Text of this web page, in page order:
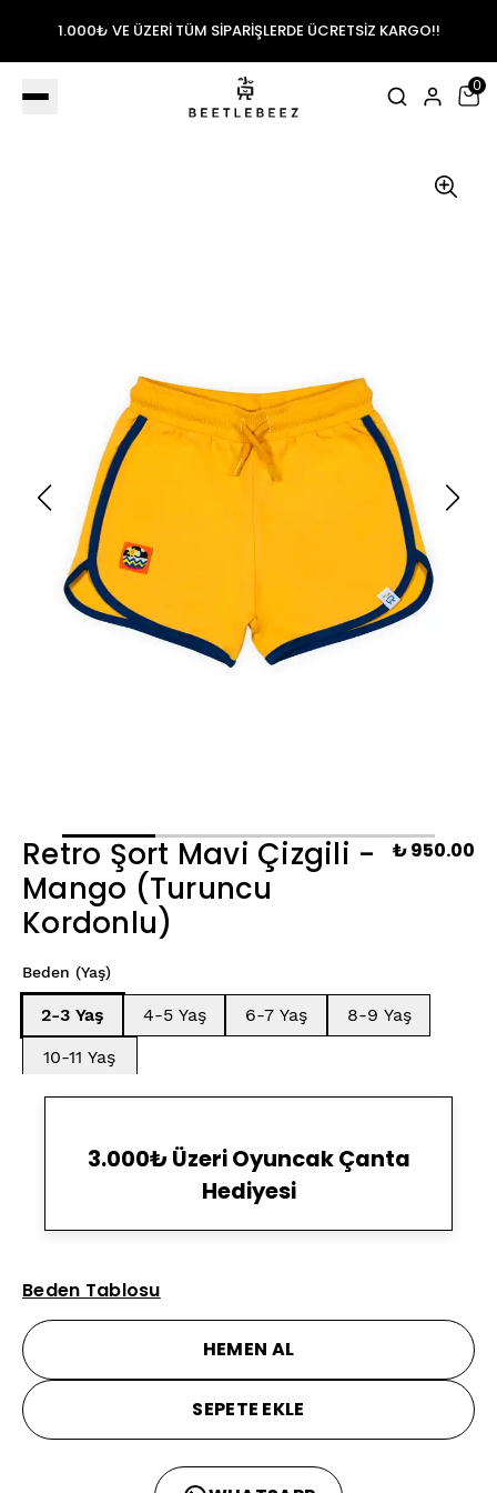
1.000₺ VE ÜZERİ TÜM SİPARİŞLERDE ÜCRETSİZ KARGO!!
0
Retro Şort Mavi Çizgili -
Mango (Turuncu
Kordonlu)
₺ 950.00
Beden (Yaş)
2-3 Yaş 4-5 Yaş 6-7 Yaş
8-9 Yaş
10-11 Yaş
3.000₺ Üzeri Oyuncak Çanta
Hediyesi
Beden Tablosu
HEMEN AL
SEPETE EKLE